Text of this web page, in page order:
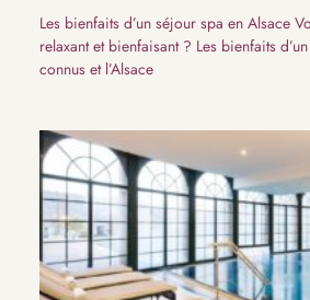
Les bienfaits d’un séjour spa en Alsace
relaxant et bienfaisant ? Les bienfaits
connus et l’Alsace